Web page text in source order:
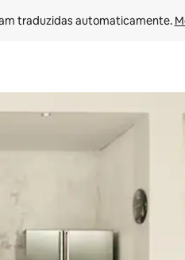
traduzidas automaticamente.